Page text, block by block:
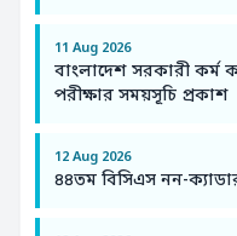
11 Aug 2026
বাংলাদেশ সরকারী কর্ম
পরীক্ষার সময়সূচি প্রকাশ
12 Aug 2026
৪৪তম বিসিএস নন-